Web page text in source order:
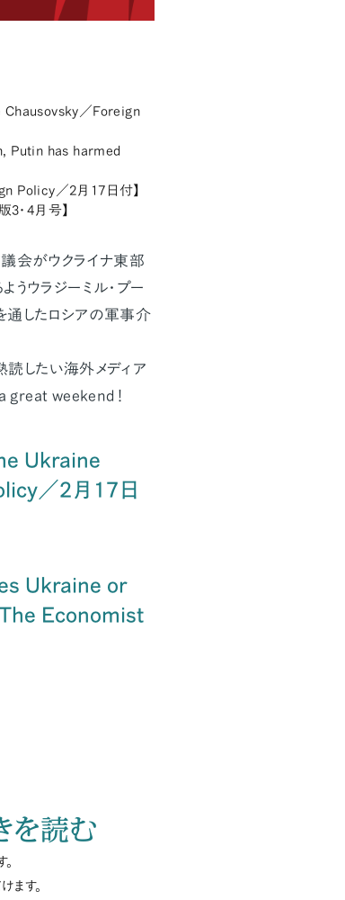
Chausovsky／Foreign
Putin has harmed
Policy／2月17日付】
・4月号】
会がウクライナ東部
うウラジーミル・プー
通したロシアの軍事介
したい海外メディア
great weekend！
Ukraine
／2月17日
Ukraine or
Economist
を読む
ます。